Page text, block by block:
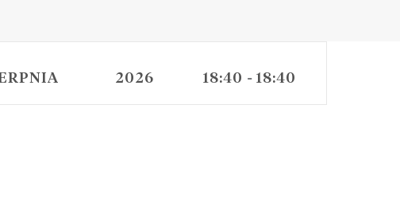
2026 18:40 - 18:40